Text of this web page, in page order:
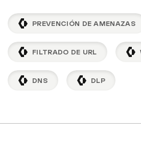
PREVENCIÓN DE AMENAZAS
FILTRADO DE URL
DNS DLP